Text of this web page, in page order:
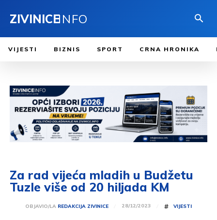
ZIVINICEINFO
VIJESTI BIZNIS SPORT CRNA HRONIKA
Za rad vijeća mladih u Budžetu
Tuzle više od 20 hiljada KM
OBJAVIO/LA REDAKCIJA ZIVINICE 28/12/2023 # VIJESTI